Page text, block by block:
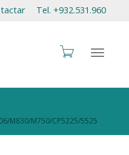
Tel. +932.531.960
M830/M750/CP5225/5525